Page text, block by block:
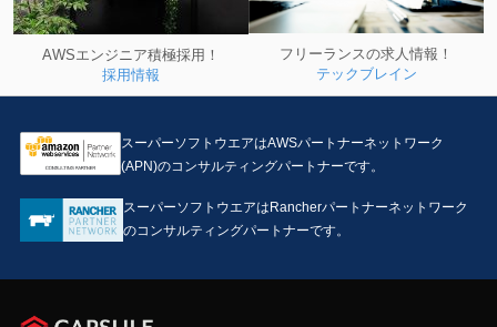
AWSエンジニア積極採用！
採用情報
フリーランスの求人情報！
テックブレイン
スーパーソフトウエアはAWSパートナーネットワーク
(APN)のコンサルティングパートナーです。
スーパーソフトウエアはRancherパートナーネットワーク
のコンサルティングパートナーです。